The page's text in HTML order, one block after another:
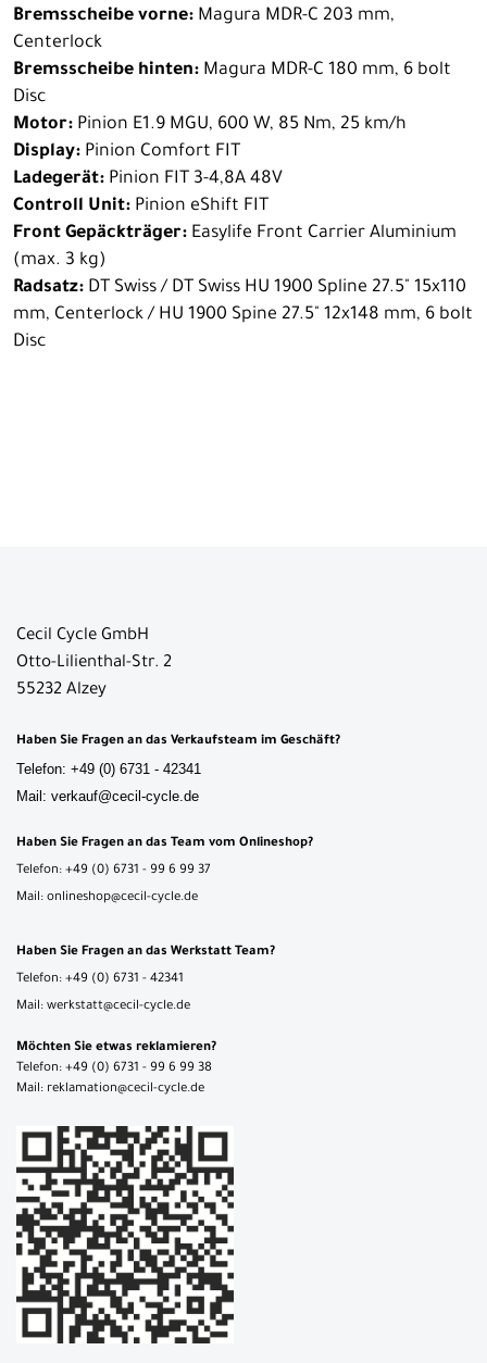
Bremsscheibe vorne: Magura MDR-C 203 mm,
Centerlock
Bremsscheibe hinten: Magura MDR-C 180 mm, 6 bolt
Disc
Motor: Pinion E1.9 MGU, 600 W, 85 Nm, 25 km/h
Display: Pinion Comfort FIT
Ladegerät: Pinion FIT 3-4,8A 48V
Controll Unit: Pinion eShift FIT
Front Gepäckträger: Easylife Front Carrier Aluminium
(max. 3 kg)
Radsatz: DT Swiss / DT Swiss HU 1900 Spline 27.5" 15x110
mm, Centerlock / HU 1900 Spine 27.5" 12x148 mm, 6 bolt
Disc
Cecil Cycle GmbH
Otto-Lilienthal-Str. 2
55232 Alzey
Haben Sie Fragen an das Verkaufsteam im Geschäft?
Telefon: +49 (0) 6731 - 42341
Mail: verkauf@cecil-cycle.de
Haben Sie Fragen an das Team vom Onlineshop?
Telefon: +49 (0) 6731 - 99 6 99 37
Mail: onlineshop@cecil-cycle.de
Haben Sie Fragen an das Werkstatt Team?
Telefon: +49 (0) 6731 - 42341
Mail: werkstatt@cecil-cycle.de
Möchten Sie etwas reklamieren?
Telefon: +49 (0) 6731 - 99 6 99 38
Mail: reklamation@cecil-cycle.de